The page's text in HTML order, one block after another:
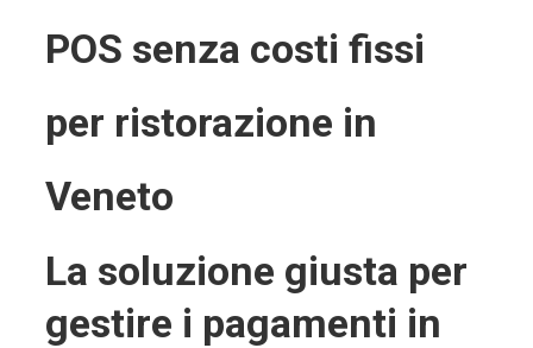
POS senza costi fissi
per ristorazione in
Veneto
La soluzione giusta per
gestire i pagamenti in